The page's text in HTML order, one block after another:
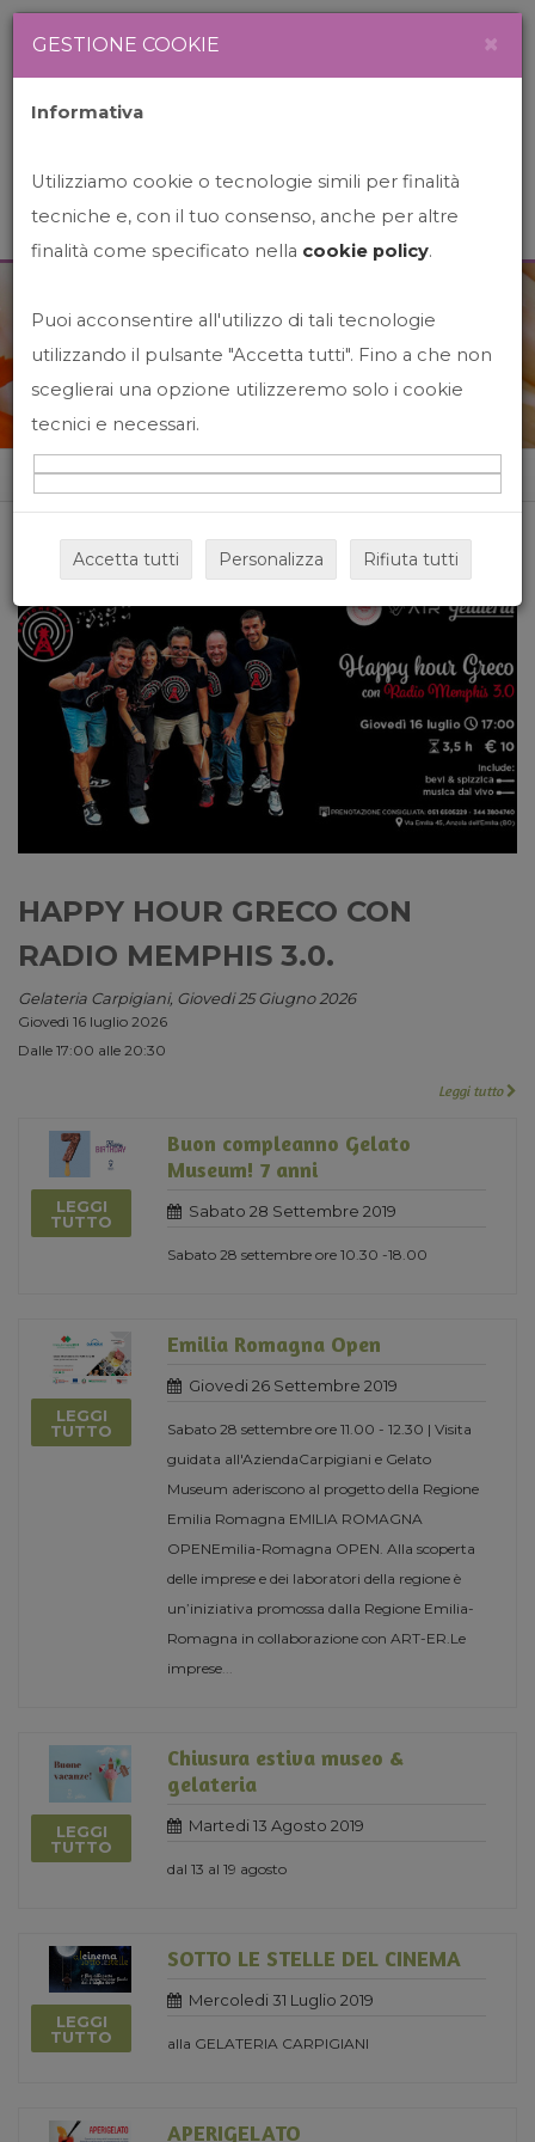
News&Events
Home News&events
HAPPY HOUR GRECO CON
RADIO MEMPHIS 3.0.
Gelateria Carpigiani, Giovedi 25 Giugno 2026
Giovedì 16 luglio 2026
Dalle 17:00 alle 20:30
Leggi tutto
LEGGI
TUTTO
Buon compleanno Gelato
Museum! 7 anni
Sabato 28 Settembre 2019
Sabato 28 settembre ore 10.30 -18.00
LEGGI
TUTTO
Emilia Romagna Open
Giovedi 26 Settembre 2019
Sabato 28 settembre ore 11.00 - 12.30 | Visita
guidata all'AziendaCarpigiani e Gelato
Museum aderiscono al progetto della Regione
Emilia Romagna EMILIA ROMAGNA
OPENEmilia-Romagna OPEN. Alla scoperta
delle imprese e dei laboratori della regione è
un’iniziativa promossa dalla Regione Emilia-
Romagna in collaborazione con ART-ER.Le
imprese
LEGGI
TUTTO
Chiusura estiva museo &
gelateria
Martedi 13 Agosto 2019
dal 13 al 19 agosto
LEGGI
TUTTO
SOTTO LE STELLE DEL CINEMA
Mercoledi 31 Luglio 2019
alla GELATERIA CARPIGIANI
APERIGELATO
GESTIONE COOKIE ×
Informativa
Utilizziamo cookie o tecnologie simili per finalità
tecniche e, con il tuo consenso, anche per altre
finalità come specificato nella cookie policy.
Puoi acconsentire all'utilizzo di tali tecnologie
utilizzando il pulsante "Accetta tutti". Fino a che non
sceglierai una opzione utilizzeremo solo i cookie
tecnici e necessari.
Accetta tutti Personalizza Rifiuta tutti